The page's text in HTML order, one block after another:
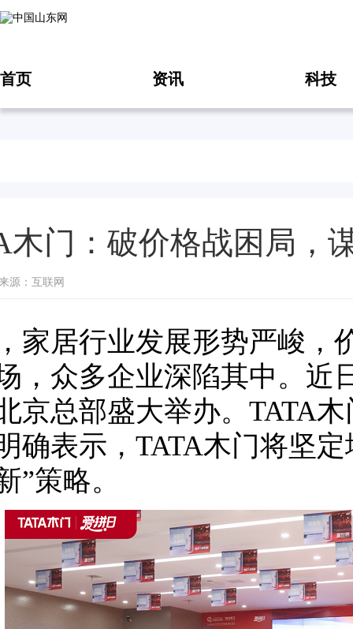
首页 资讯 科技
木门：破价格战困局，
源：互联网
家居行业发展形势严峻，
，众多企业深陷其中。近
京总部盛大举办。TATA
确表示，TATA木门将坚
”策略。